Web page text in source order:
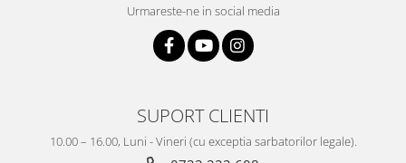
Urmareste-ne in social media
SUPORT CLIENTI
10.00 – 16.00, Luni - Vineri (cu exceptia sarbatorilor legale).